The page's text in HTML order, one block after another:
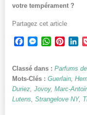
votre tempérament ?
Partagez cet article
Facebook
Messenger
WhatsApp
Classé dans : Parfums
Mots-Clés : Guerlain,
Duriez, Jovoy, Marc-
Lutens, Strangelove NY,